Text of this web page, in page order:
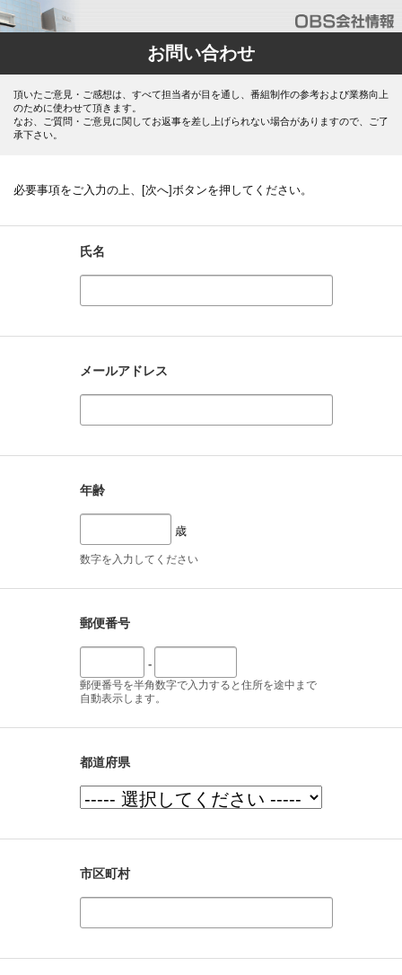
お問い合わせ
頂いたご意見・ご感想は、すべて担当者が目を通し、番組制作の参考および業務向上
のために使わせて頂きます。
なお、ご質問・ご意見に関してお返事を差し上げられない場合がありますので、ご了
承下さい。
必要事項をご入力の上、[次へ]ボタンを押してください。
氏名
メールアドレス
年齢
歳
数字を入力してください
郵便番号
-
郵便番号を半角数字で入力すると住所を途中まで
自動表示します。
都道府県
市区町村